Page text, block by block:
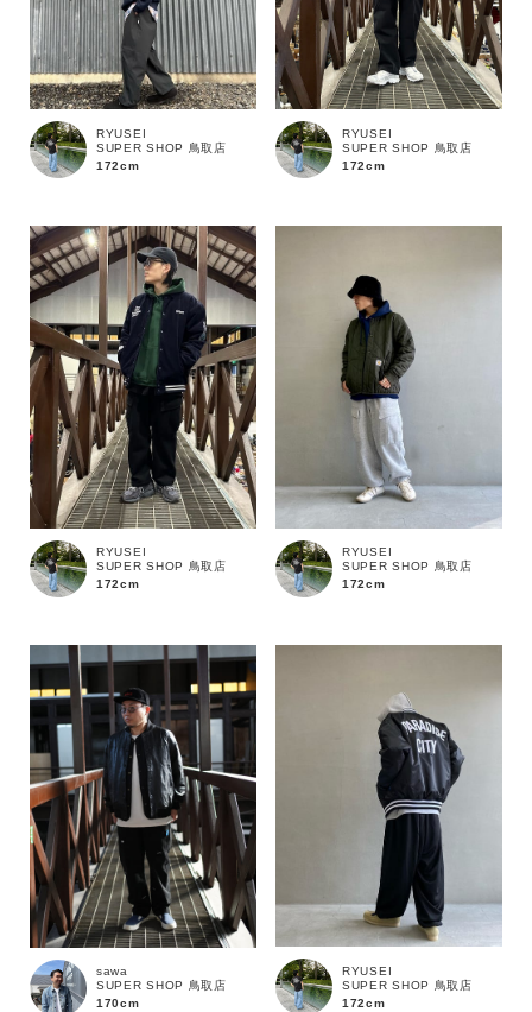
カラー
価格
商品タイプ
通常商品 予約商品
セール価格 WEB限定
在庫
在庫あり 在庫なし含む
RYUSEI
SUPER SHOP 鳥取店
172cm
RYUSEI
SUPER SHOP 鳥取店
172cm
RYUSEI
SUPER SHOP 鳥取店
172cm
RYUSEI
SUPER SHOP 鳥取店
172cm
sawa
SUPER SHOP 鳥取店
170cm
RYUSEI
SUPER SHOP 鳥取店
172cm